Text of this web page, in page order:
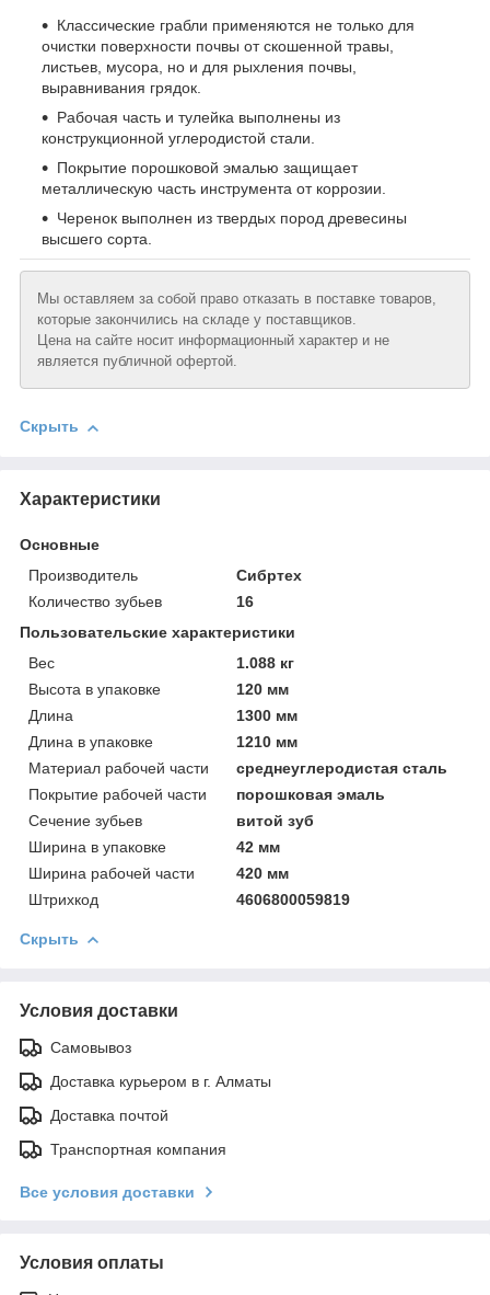
Классические грабли применяются не только для
очистки поверхности почвы от скошенной травы,
листьев, мусора, но и для рыхления почвы,
выравнивания грядок.
Рабочая часть и тулейка выполнены из
конструкционной углеродистой стали.
Покрытие порошковой эмалью защищает
металлическую часть инструмента от коррозии.
Черенок выполнен из твердых пород древесины
высшего сорта.
Мы оставляем за собой право отказать в поставке товаров,
которые закончились на складе у поставщиков.
Цена на сайте носит информационный характер и не
является публичной офертой.
Скрыть
Характеристики
Основные
Производитель
Сибртех
Количество зубьев
16
Пользовательские характеристики
Вeс
1.088 кг
Высотa в упаковке
120 мм
Длинa
1300 мм
Длинa в упаковке
1210 мм
Материал рабочей части
среднеуглеродистая сталь
Покрытие рабочей части
порошковая эмаль
Сечение зубьев
витой зуб
Ширинa в упаковке
42 мм
Ширинa рабочей части
420 мм
Штрихкод
4606800059819
Скрыть
Условия доставки
Самовывоз
Доставка курьером в г. Алматы
Доставка почтой
Транспортная компания
Все условия доставки
Условия оплаты